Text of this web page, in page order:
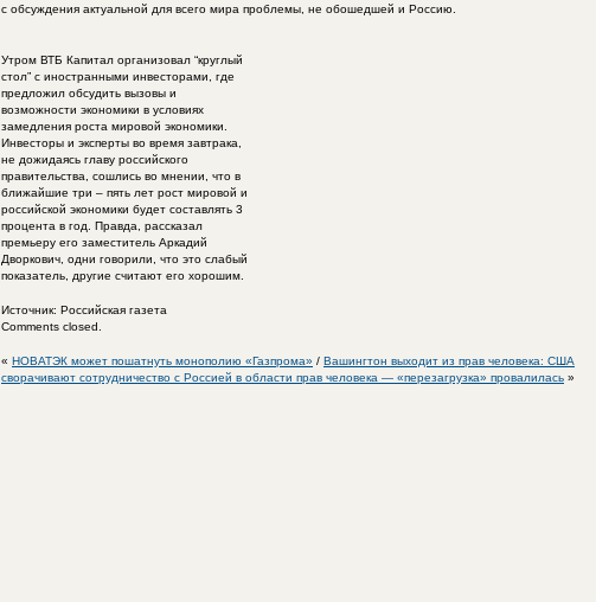
с обсуждения актуальной для всего мира проблемы, не обошедшей и Россию.
Утром ВТБ Капитал организовал “круглый
стол” с иностранными инвесторами, где
предложил обсудить вызовы и
возможности экономики в условиях
замедления роста мировой экономики.
Инвесторы и эксперты во время завтрака,
не дожидаясь главу российского
правительства, сошлись во мнении, что в
ближайшие три – пять лет рост мировой и
российской экономики будет составлять 3
процента в год. Правда, рассказал
премьеру его заместитель Аркадий
Дворкович, одни говорили, что это слабый
показатель, другие считают его хорошим.
Источник: Российская газета
Comments closed.
« НОВАТЭК может пошатнуть монополию «Газпрома» / Вашингтон выходит из прав человека: США
сворачивают сотрудничество с Россией в области прав человека — «перезагрузка» провалилась »